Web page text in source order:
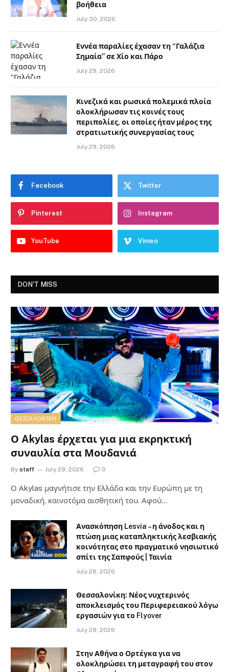
βοήθεια
July 30, 2026
Εννέα παραλίες έχασαν τη “Γαλάζια
Σημαία” σε Χίο και Πάρο
July 29, 2026
Κινεζικά και ρωσικά πολεμικά πλοία
ολοκλήρωσαν τις κοινές τους
περιπολίες, οι οποίες ήταν μέρος της
στρατιωτικής συνεργασίας τους
July 29, 2026
Facebook Twitter
Pinterest Instagram
YouTube Vimeo
DON'T MISS
ΘΕΣΣΑΛΟΝΊΚΗ
Ο Akylas έρχεται για μια εκρηκτική
συναυλία στα Μουδανιά
By staff July 29, 2026 0
Ο Αkylas μαγνήτισε την Ελλάδα και την Ευρώπη με τη
μοναδική, καινοτόμα αισθητική του. Αφού…
Ανασκόπηση Lesvia – η άνοδος και η
πτώση μιας καταπληκτικής λεσβιακής
κοινότητας στο πραγματικό νησιωτικό
σπίτι της Σαπφούς | Ταινία
July 28, 2026
Θεσσαλονίκη: Νέος νυχτερινός
αποκλεισμός του Περιφερειακού λόγω
εργασιών για το Flyover
July 28, 2026
Στην Αθήνα ο Ορτέγκα για να
ολοκληρώσει τη μεταγραφή του στον